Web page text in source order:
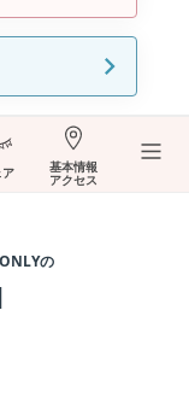
ア 基本情報
アクセス
の